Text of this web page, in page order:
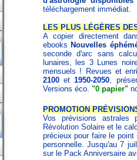
téléchargement immédiat.
LES PLUS LÉGÈRES
A copier directement
ebooks Nouvelles
seconde d'arc sans
lunaires, les 3 Lunes
mensuels ! Revues et
2100 et1950-2050,
Versions éco. "0 papier"
PROMOTION
Vos prévisions astrales
Révolution Solaire et le
précieux pour faire le
personnelle. Jusqu'au 7
sur le Pack Anniversaire